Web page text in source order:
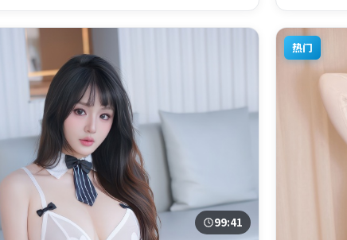
99:41
热门